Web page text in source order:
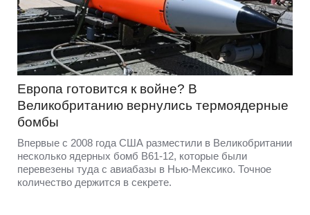
Европа готовится к войне? В
Великобританию вернулись термоядерные
бомбы
Впервые с 2008 года США разместили в Великобритании
несколько ядерных бомб B61-12, которые были
перевезены туда с авиабазы в Нью-Мексико. Точное
количество держится в секрете.